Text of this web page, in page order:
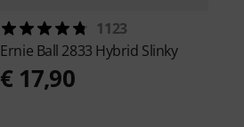
1123
Ernie Ball 2833 Hybrid Slinky
€ 17,90